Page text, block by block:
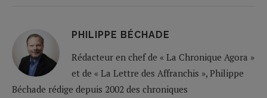
PHILIPPE BÉCHADE
Rédacteur en chef de « La Chronique Agora »
et de « La Lettre des Affranchis », Philippe
Béchade rédige depuis 2002 des chroniques